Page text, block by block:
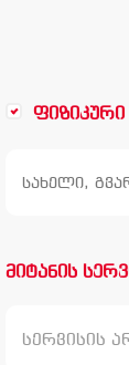
ფიზიკური
მიტანის
სერვისის